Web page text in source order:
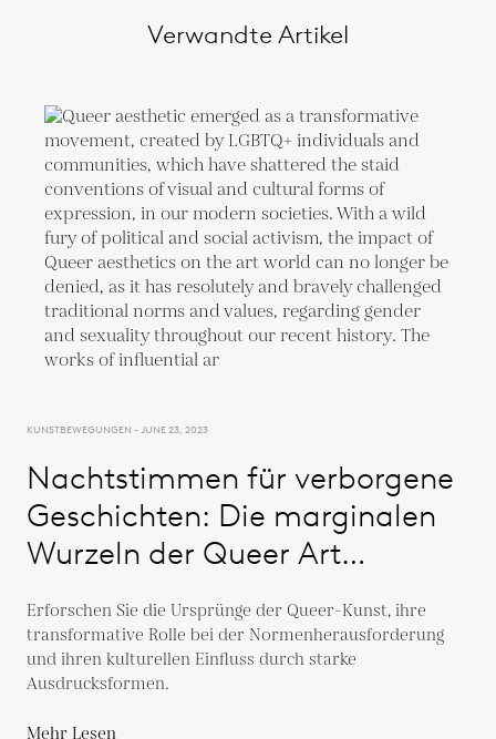
Verwandte Artikel
KUNSTBEWEGUNGEN - JUNE 23, 2023
Nachtstimmen für verborgene
Geschichten: Die marginalen
Wurzeln der Queer Art
Erforschen Sie die Ursprünge der Queer-Kunst, ihre
transformative Rolle bei der Normenherausforderung
und ihren kulturellen Einfluss durch starke
Ausdrucksformen.
Mehr Lesen